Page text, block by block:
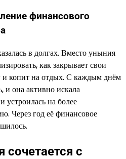
финансового
в долгах. Вместо уныния
как закрывает свои
и копит на отдых. С каждым днём
и она активно искала
на более
Через год её финансовое
сочетается с